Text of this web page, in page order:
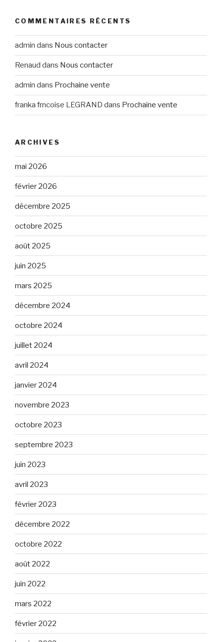
COMMENTAIRES RÉCENTS
admin dans Nous contacter
Renaud dans Nous contacter
admin dans Prochaine vente
franka frncoise LEGRAND dans Prochaine vente
ARCHIVES
mai 2026
février 2026
décembre 2025
octobre 2025
août 2025
juin 2025
mars 2025
décembre 2024
octobre 2024
juillet 2024
avril 2024
janvier 2024
novembre 2023
octobre 2023
septembre 2023
juin 2023
avril 2023
février 2023
décembre 2022
octobre 2022
août 2022
juin 2022
mars 2022
février 2022